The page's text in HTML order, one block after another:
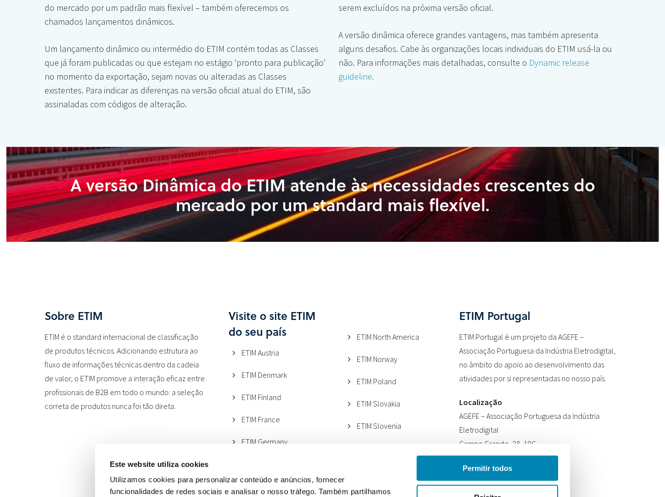
Este website utiliza cookies
Utilizamos cookies para personalizar conteúdo e anúncios, fornecer
funcionalidades de redes sociais e analisar o nosso tráfego. Também partilhamos
Permitir todos
do mercado por um padrão mais flexível – também oferecemos os
chamados lançamentos dinâmicos.
Um lançamento dinâmico ou intermédio do ETIM contém todas as Classes
que já foram publicadas ou que estejam no estágio ‘pronto para publicação’
no momento da exportação, sejam novas ou alteradas as Classes
existentes. Para indicar as diferenças na versão oficial atual do ETIM, são
assinaladas com códigos de alteração.
serem excluídos na próxima versão oficial.
A versão dinâmica oferece grandes vantagens, mas também apresenta
alguns desafios. Cabe às organizações locais individuais do ETIM usá-la ou
não. Para informações mais detalhadas, consulte o Dynamic release
guideline.
A versão Dinâmica do ETIM atende às necessidades crescentes do
mercado por um standard mais flexível.
Sobre ETIM
ETIM é o standard internacional de classificação
de produtos técnicos. Adicionando estrutura ao
fluxo de informações técnicas dentro da cadeia
de valor, o ETIM promove a interação eficaz entre
profissionais de B2B em todo o mundo: a seleção
correta de produtos nunca foi tão direta.
Visite o site ETIM
do seu país
ETIM Austria
ETIM Denmark
ETIM Finland
ETIM France
ETIM Germany
ETIM Italy (METEL)
ETIM North America
ETIM Norway
ETIM Poland
ETIM Slovakia
ETIM Slovenia
ETIM Switzerland
ETIM Portugal
ETIM Portugal é um projeto da AGEFE –
Associação Portuguesa da Indústria Eletrodigital,
no âmbito do apoio ao desenvolvimento das
atividades por si representadas no nosso país.
Localização
AGEFE – Associação Portuguesa da Indústria
Eletrodigital
Campo Grande, 28, 10C
1700-093 Lisboa
Contactos
Telefone:+351 210 182 127